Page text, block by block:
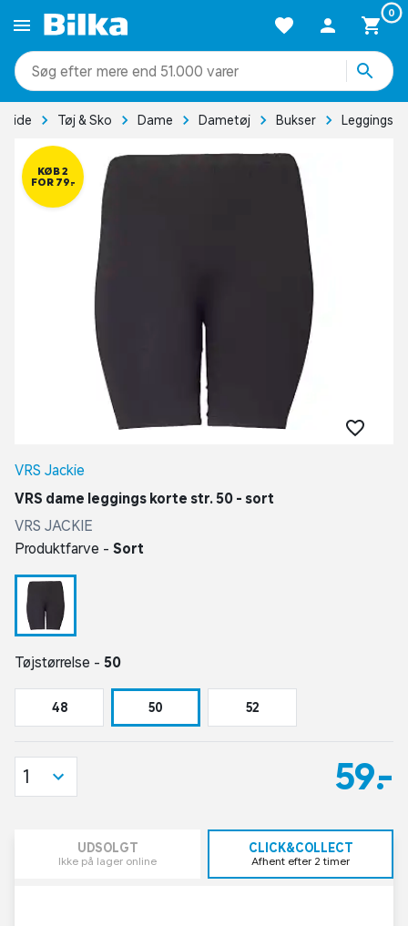
0
mere end 51.000 varer
Tøj & Sko Dame Dametøj Bukser Leggings
KØB 2
FOR 79,-
VRS Jackie
VRS dame leggings korte str. 50 - sort
VRS JACKIE
Produktfarve - Sort
Tøjstørrelse - 50
48 50 52
59,-
1
UDSOLGT
Ikke på lager online
CLICK&COLLECT
Afhent efter 2 timer